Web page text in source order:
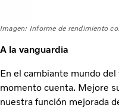
Imagen: Informe de rendimiento
A la vanguardia
En el cambiante mundo
momento cuenta. Mejore
nuestra función mejorada